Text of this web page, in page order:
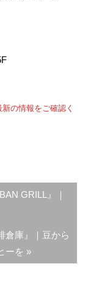
の情報をご確認く
GRILL』｜
倉庫』｜豆から
ーを »